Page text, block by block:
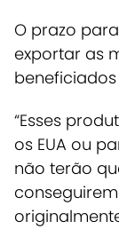
O prazo
exportar as
“Esses
os EUA ou
não terão